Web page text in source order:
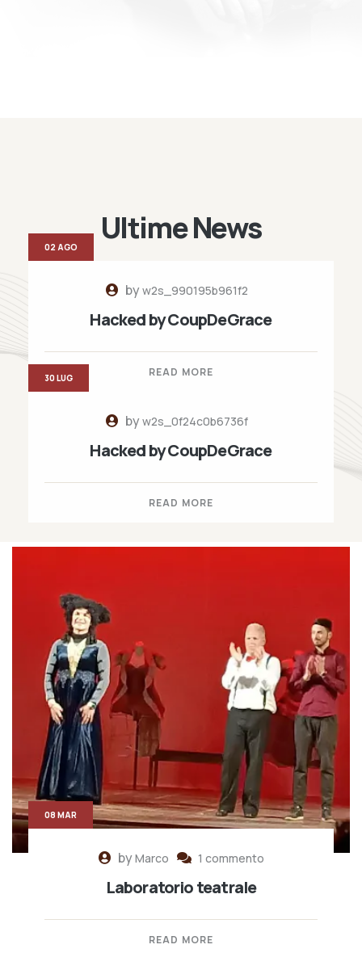
Ultime News
byw2s_990195b961f2
Hacked by CoupDeGrace
READ MORE
02 AGO
byw2s_0f24c0b6736f
Hacked by CoupDeGrace
READ MORE
30 LUG
byMarco 1 commento
Laboratorio teatrale
READ MORE
08 MAR